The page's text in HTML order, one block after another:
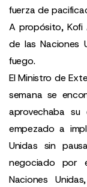
fuerza de
A propósito, Kofi
de las Naciones
fuego.
El Ministro de
semana se
aprovechaba
empezado a
Unidas sin
negociado por
Naciones